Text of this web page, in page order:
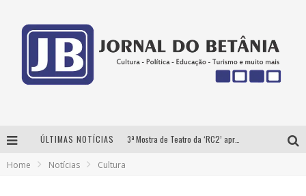
ÚLTIMAS NOTÍCIAS 3ª Mostra de Teatro da ‘RC2’ apresenta ‘seis espetáculos’ imperdíveis para o público ‘infantil e adulto’ assistir no conforto de casa pelo canal do Youtube
Home Notícias Cultura